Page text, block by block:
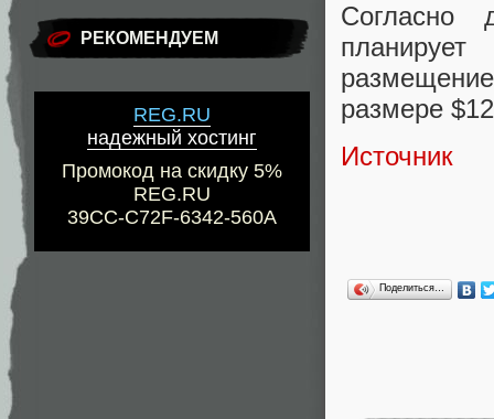
РЕКОМЕНДУЕМ
REG.RU
надежный хостинг
Промокод на скидку 5%
REG.RU
39CC-C72F-6342-560A
Согласно
размере
Источник
Поделиться…